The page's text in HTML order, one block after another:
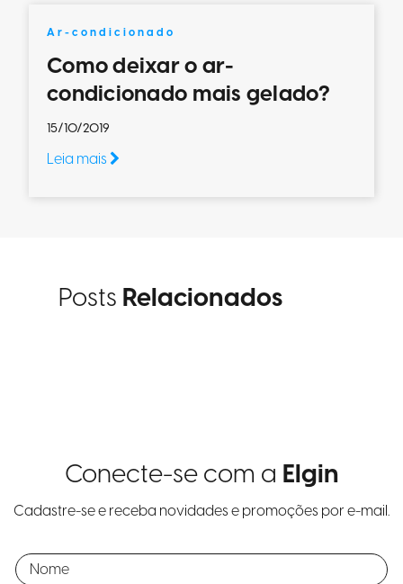
Ar-condicionado
Como deixar o ar-
condicionado mais gelado?
15/10/2019
Leia mais
Posts Relacionados
Conecte-se com a Elgin
Cadastre-se e receba novidades e promoções por e-mail.